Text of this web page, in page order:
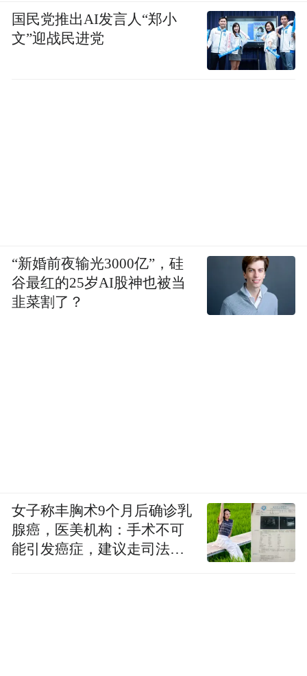
国民党推出AI发言人“郑小
文”迎战民进党
“新婚前夜输光3000亿”，硅
谷最红的25岁AI股神也被当
韭菜割了？
女子称丰胸术9个月后确诊乳
腺癌，医美机构：手术不可
能引发癌症，建议走司法途